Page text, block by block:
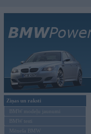
Ziņas un raksti
BMW modeļu jaunumi
BMW testi
Mēneša BMW